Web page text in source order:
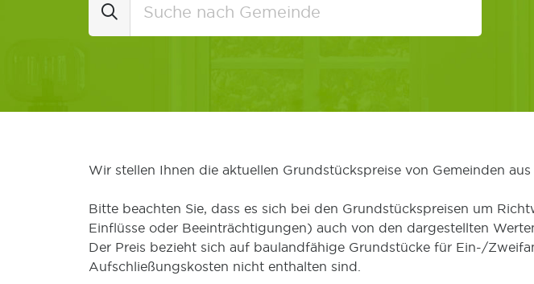
Wir stellen Ihnen die aktuellen Grundstückspreise von Gemeinden
Bitte beachten Sie, dass es sich bei den Grundstückspreisen um
Einflüsse oder Beeinträchtigungen) auch von den dargestellten
Der Preis bezieht sich auf baulandfähige Grundstücke für Ein-/
Aufschließungskosten nicht enthalten sind.